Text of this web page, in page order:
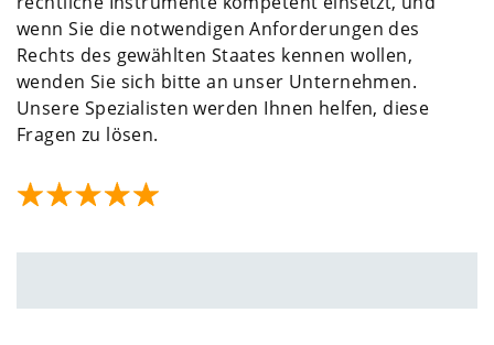
wenn Sie die notwendigen Anforderungen des
Rechts des gewählten Staates kennen wollen,
wenden Sie sich bitte an unser Unternehmen.
Unsere Spezialisten werden Ihnen helfen, diese
Fragen zu lösen.